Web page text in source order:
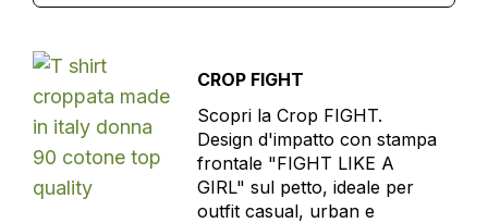
CROP FIGHT
Scopri la Crop FIGHT.
Design d'impatto con stampa
frontale "FIGHT LIKE A
GIRL" sul petto, ideale per
outfit casual, urban e